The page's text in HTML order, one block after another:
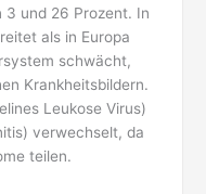
3 und 26 Prozent. In
als in Europa
schwächt,
Krankheitsbildern.
Leukose Virus)
verwechselt, da
teilen.